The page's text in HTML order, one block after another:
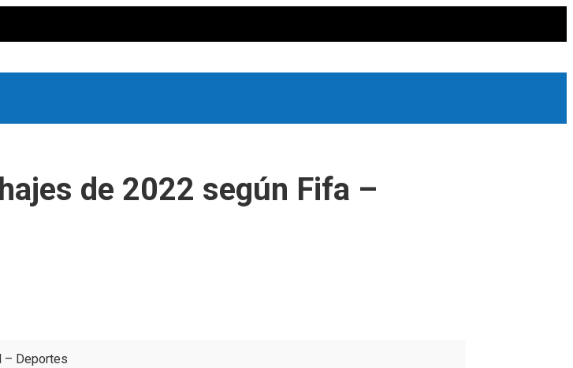
de 2022 según Fifa –
– Deportes